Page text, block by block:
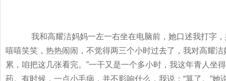
我和高耀洁妈妈一左一右坐在电脑前，她口述我打字
嘻嘻笑笑，热热闹闹，不觉得两三个小时过去了，我对高耀洁
累，咱把这几张看完。 ”一干又是一个多小时，我这年青人坐
药。有时候，一点小毛病，并不影响什么，我说： “算了。 ”她